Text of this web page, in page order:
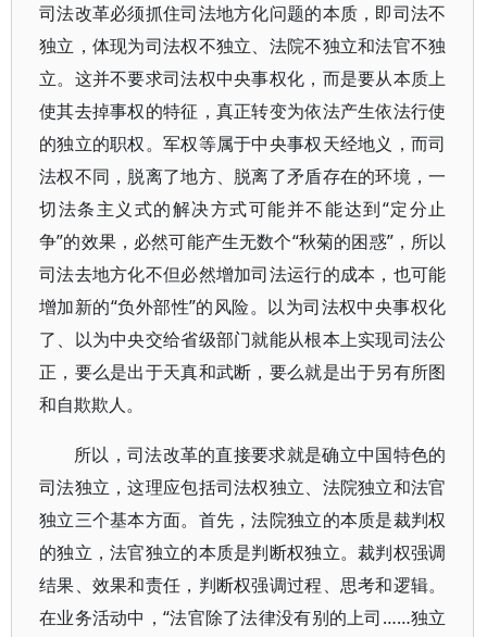
司法改革必须抓住司法地方化问题的本质，即司法不
独立，体现为司法权不独立、法院不独立和法官不独
立。这并不要求司法权中央事权化，而是要从本质上
使其去掉事权的特征，真正转变为依法产生依法行使
的独立的职权。军权等属于中央事权天经地义，而司
法权不同，脱离了地方、脱离了矛盾存在的环境，一
切法条主义式的解决方式可能并不能达到“定分止
争”的效果，必然可能产生无数个“秋菊的困惑”，所以
司法去地方化不但必然增加司法运行的成本，也可能
增加新的“负外部性”的风险。以为司法权中央事权化
了、以为中央交给省级部门就能从根本上实现司法公
正，要么是出于天真和武断，要么就是出于另有所图
和自欺欺人。
所以，司法改革的直接要求就是确立中国特色的
司法独立，这理应包括司法权独立、法院独立和法官
独立三个基本方面。首先，法院独立的本质是裁判权
的独立，法官独立的本质是判断权独立。裁判权强调
结果、效果和责任，判断权强调过程、思考和逻辑。
在业务活动中，“法官除了法律没有别的上司……独立